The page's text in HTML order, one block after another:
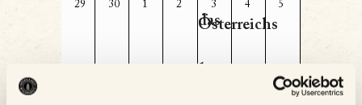
Österreichs
das
1.
0
29
0
30
0
Veranstaltungen,
1
0
Veranstaltungen,
2
0
Veranstaltungen,
3
0
Veranstaltungen,
4
0
5